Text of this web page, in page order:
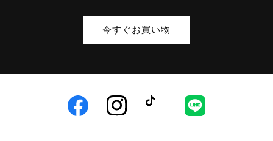
今すぐお買い物
FacebookInstagram LINE